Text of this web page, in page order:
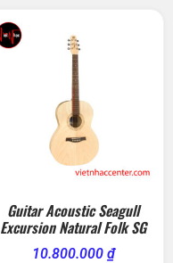
Guitar Acoustic Seagull
Excursion Natural Folk SG
10.800.000 ₫